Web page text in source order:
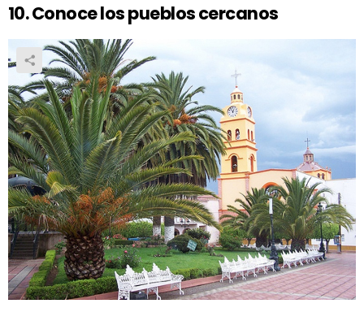
10. Conoce los pueblos cercanos